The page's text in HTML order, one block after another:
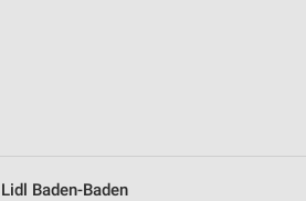
Lidl Baden-Baden